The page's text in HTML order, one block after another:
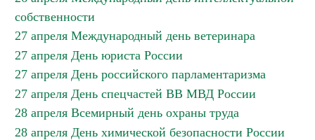
собственности
27 апреля Международный день ветеринара
27 апреля День юриста России
27 апреля День российского парламентаризма
27 апреля День спецчастей ВВ МВД России
28 апреля Всемирный день охраны труда
28 апреля День химической безопасности России